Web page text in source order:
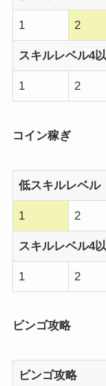
1 2
スキルレベル4
1 2
コイン稼ぎ
低スキルレベル
1 2
スキルレベル4
1 2
ビンゴ攻略
ビンゴ攻略